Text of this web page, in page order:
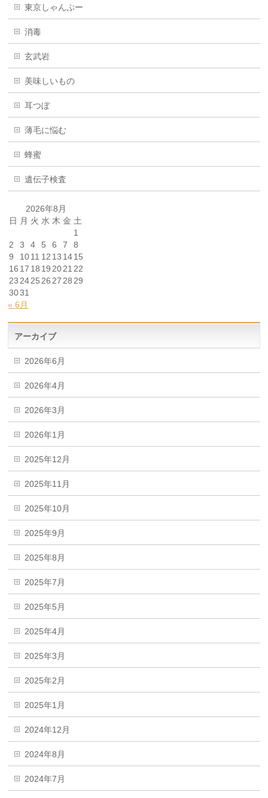
東京しゃんぷー
消毒
玄武岩
美味しいもの
耳つぼ
薄毛に悩む
蜂蜜
遺伝子検査
2026年8月
日 月 火 水 木 金 土
1
2
3 4 5 6 7
8
9
1011 12 13 1415
16 17 18 19 2021 22
23 2425 26 27 28 29
3031
« 6月
アーカイブ
2026年6月
2026年4月
2026年3月
2026年1月
2025年12月
2025年11月
2025年10月
2025年9月
2025年8月
2025年7月
2025年5月
2025年4月
2025年3月
2025年2月
2025年1月
2024年12月
2024年8月
2024年7月